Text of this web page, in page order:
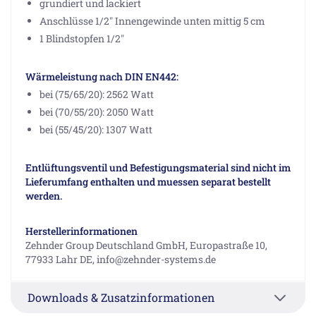
grundiert und lackiert
Anschlüsse 1/2" Innengewinde unten mittig 5 cm
1 Blindstopfen 1/2"
Wärmeleistung nach DIN EN442:
bei (75/65/20): 2562 Watt
bei (70/55/20): 2050 Watt
bei (55/45/20): 1307 Watt
Entlüftungsventil und Befestigungsmaterial sind nicht im
Lieferumfang enthalten und muessen separat bestellt
werden.
Herstellerinformationen
Zehnder Group Deutschland GmbH, Europastraße 10,
77933 Lahr DE, info@zehnder-systems.de
Downloads & Zusatzinformationen